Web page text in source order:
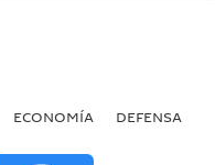
ECONOMÍA DEFENSA